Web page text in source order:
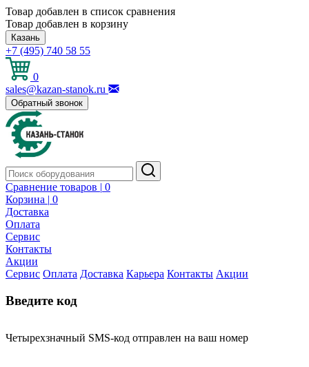
Товар добавлен в список сравнения
Товар добавлен в корзину
Казань
+7 (495) 740 58 55
0
sales@kazan-stanok.ru
Обратный звонок
Сравнение товаров | 0
Корзина | 0
Доставка
Оплата
Сервис
Контакты
Акции
Сервис Оплата Доставка Карьера Контакты Акции
Введите код
Четырехзначный SMS-код отправлен на ваш номер